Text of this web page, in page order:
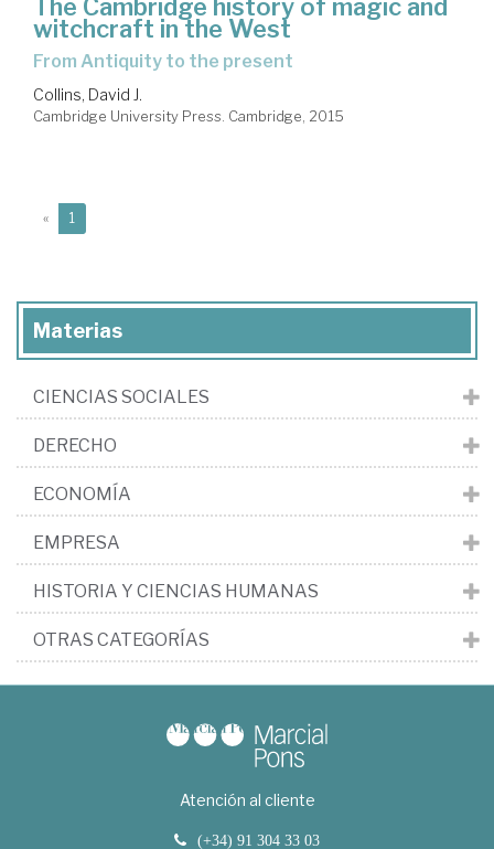
The Cambridge history of magic and
witchcraft in the West
from Antiquity to the present
Collins, David J.
Cambridge University Press. Cambridge, 2015
« 1
Materias
CIENCIAS SOCIALES
DERECHO
ECONOMÍA
EMPRESA
HISTORIA Y CIENCIAS HUMANAS
OTRAS CATEGORÍAS
Atención al cliente
(+34) 91 304 33 03